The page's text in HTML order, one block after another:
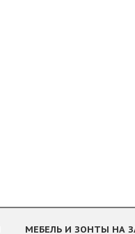
МЕБЕЛЬ И ЗОНТЫ НА